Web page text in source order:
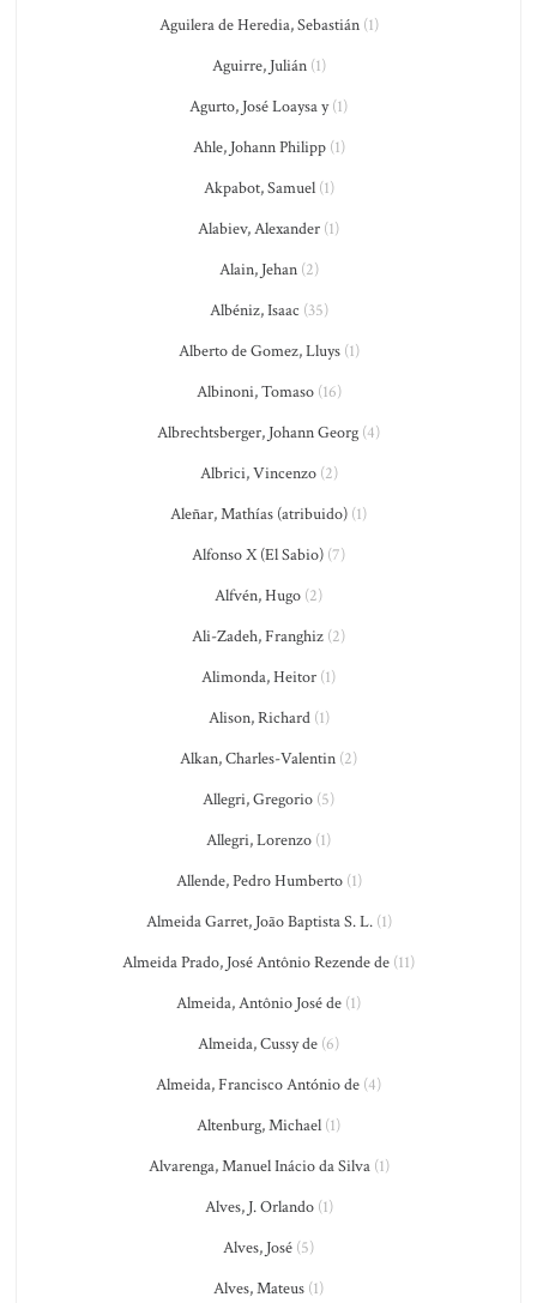
Aguilera de Heredia, Sebastián(1)
Aguirre, Julián(1)
Agurto, José Loaysa y(1)
Ahle, Johann Philipp(1)
Akpabot, Samuel(1)
Alabiev, Alexander (1)
Alain, Jehan(2)
Albéniz, Isaac (35)
Alberto de Gomez, Lluys(1)
Albinoni, Tomaso(16)
Albrechtsberger, Johann Georg (4)
Albrici, Vincenzo(2)
Aleñar, Mathías (atribuido) (1)
Alfonso X (El Sabio) (7)
Alfvén, Hugo (2)
Ali-Zadeh, Franghiz (2)
Alimonda, Heitor (1)
Alison, Richard(1)
Alkan, Charles-Valentin (2)
Allegri, Gregorio (5)
Allegri, Lorenzo (1)
Allende, Pedro Humberto(1)
Almeida Garret, João Baptista S. L.(1)
Almeida Prado, José Antônio Rezende de (11)
Almeida, Antônio José de (1)
Almeida, Cussy de (6)
Almeida, Francisco António de (4)
Altenburg, Michael (1)
Alvarenga, Manuel Inácio da Silva(1)
Alves, J. Orlando(1)
Alves, José (5)
Alves, Mateus (1)